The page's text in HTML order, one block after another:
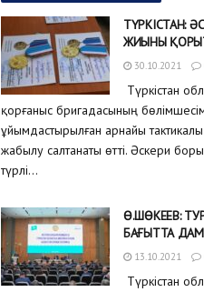
ТҮРКІСТАН:
ЖИЫНЫ
30.10.2021
Түркістан
қорғаныс бригадасының
ұйымдастырылған арнайы
жабылу салтанаты өтті. Әскери
түрлі...
Ө.ШӨКЕЕВ:
БАҒЫТТА
13.10.2021
Түркістан